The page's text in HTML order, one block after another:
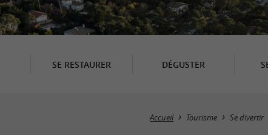
SE RESTAURER DÉGUSTER
Accueil Tourisme Se divertir